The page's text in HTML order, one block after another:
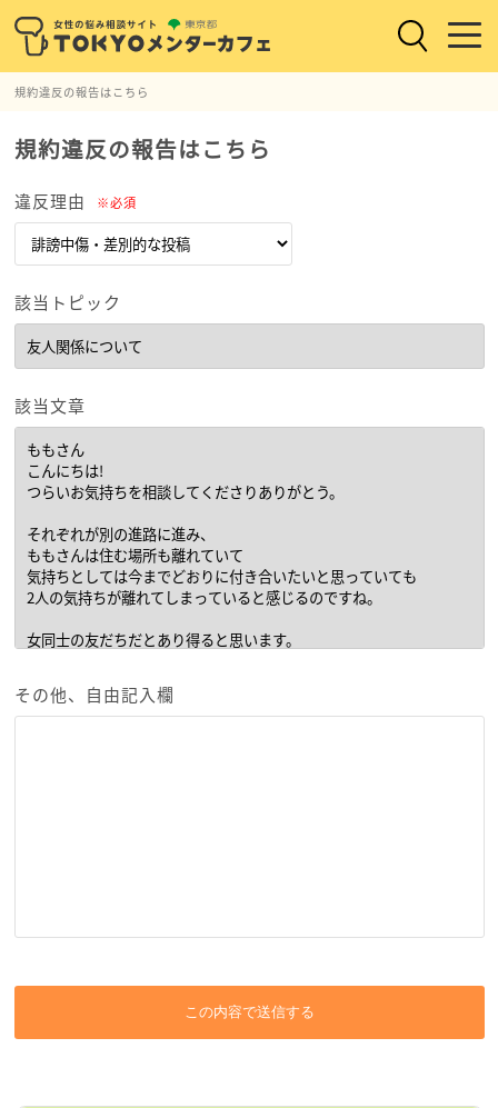
規約違反の報告はこちら
規約違反の報告はこちら
違反理由 ※必須
該当トピック
該当文章
その他、自由記入欄
この内容で送信する